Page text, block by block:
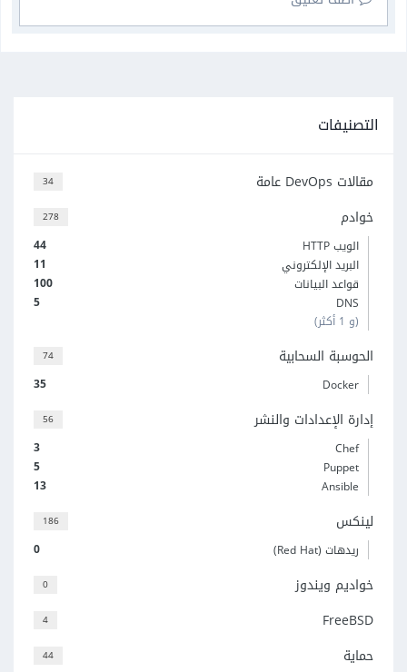
التصنيفات
34 مقالات DevOps عامة
278 خوادم
44
الويب HTTP
11
البريد الإلكتروني
100
قواعد البيانات
5
DNS
(و 1 أكثر)
74 الحوسبة السحابية
35 Docker
56 إدارة الإعدادات والنشر
3
Chef
5
Puppet
13
Ansible
186 لينكس
0 ريدهات (Red Hat)
0 خواديم ويندوز
4 FreeBSD
44 حماية